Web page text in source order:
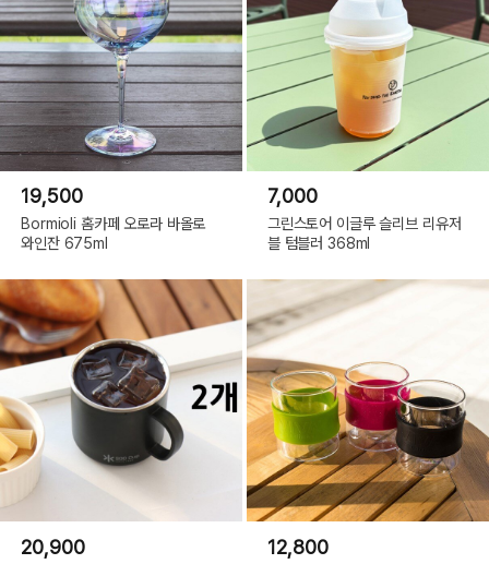
19,500
Bormioli 홈카페 오로라 바올로
와인잔 675ml
7,000
그린스토어 이글루 슬리브 리유저
블 텀블러 368ml
20,900 12,800